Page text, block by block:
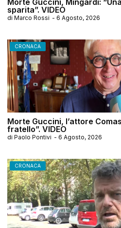
sparita”. VIDEO
di Marco Rossi - 6 Agosto, 2026
CRONACA
Morte Guccini, l’attore
fratello”. VIDEO
di Paolo Pontivi - 6 Agosto, 2026
CRONACA